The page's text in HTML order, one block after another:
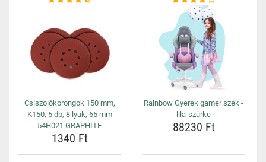
Csiszolókorongok 150 mm,
K150, 5 db, 8 lyuk, 65 mm
54H021 GRAPHITE
1340 Ft
Rainbow Gyerek gamer szék -
lila-szürke
88230 Ft